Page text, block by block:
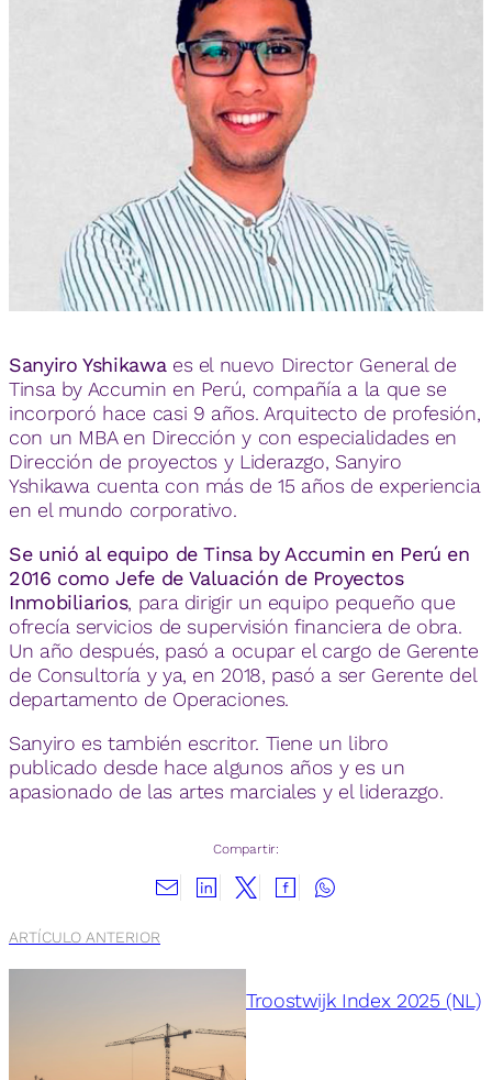
Sanyiro Yshikawaes el nuevo Director General de
Tinsa by Accumin en Perú, compañía a la que se
incorporó hace casi 9 años. Arquitecto de profesión,
con un MBA en Dirección y con especialidades en
Dirección de proyectos y Liderazgo, Sanyiro
Yshikawa cuenta con más de 15 años de experiencia
en el mundo corporativo.
Se unió al equipo de Tinsa by Accumin en Perú en
2016 como Jefe de Valuación de Proyectos
Inmobiliarios, para dirigir un equipo pequeño que
ofrecía servicios de supervisión financiera de obra.
Un año después, pasó a ocupar el cargo de Gerente
de Consultoría y ya, en 2018, pasó a ser Gerente del
departamento de Operaciones.
Sanyiro es también escritor. Tiene un libro
publicado desde hace algunos años y es un
apasionado de las artes marciales y el liderazgo.
Compartir:
ARTÍCULO ANTERIOR
Troostwijk Index 2025 (NL)